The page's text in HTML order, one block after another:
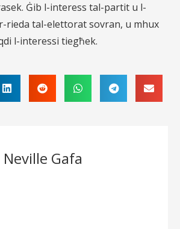
Ġib l-interess tal-partit u l-
rieda tal-elettorat sovran, u mhux
l-interessi tiegħek.
Neville Gafa